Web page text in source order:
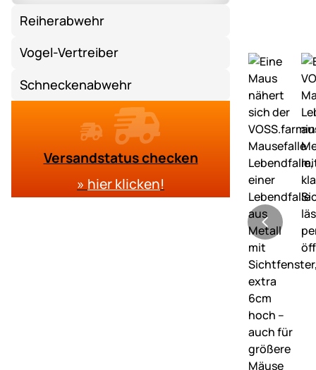
Reiherabwehr
Vogel-Vertreiber
Schneckenabwehr
Versandstatus checken
» hier klicken!